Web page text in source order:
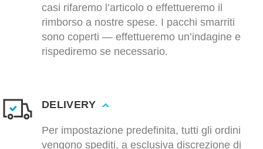
casi rifaremo l’articolo o effettueremo il
rimborso a nostre spese. I pacchi smarriti
sono coperti — effettueremo un’indagine e
rispediremo se necessario.
DELIVERY
Per impostazione predefinita, tutti gli ordini
vengono spediti, a esclusiva discrezione di